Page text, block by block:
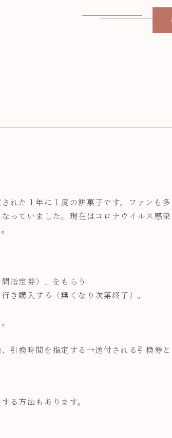
れた１年に１度の餅菓子です。ファンも
っていました。現在はコロナウイルス感
指定券）」をもらう
購入する（無くなり次第終了）。
引換時間を指定する→送付される引換券
る方法もあります。